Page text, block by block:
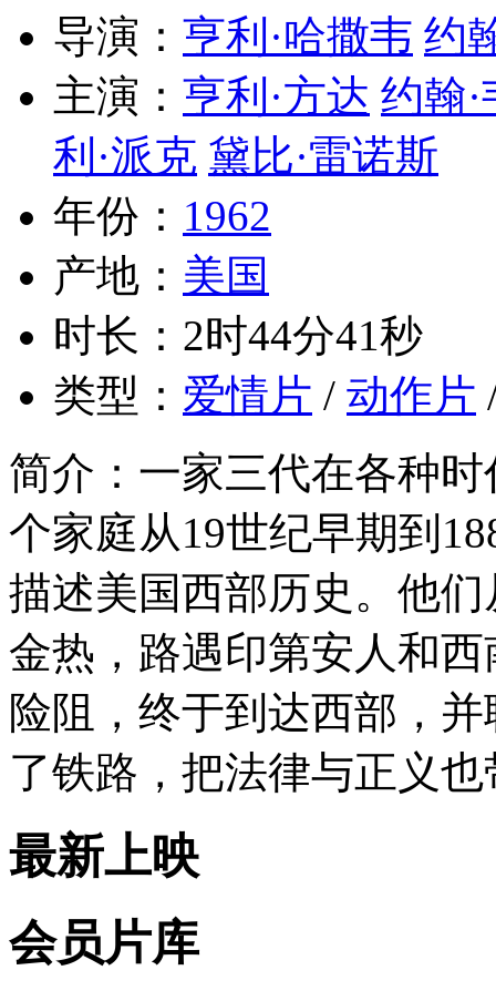
导演： 亨利·哈撒韦 约
主演： 亨利·方达 约翰
利·派克 黛比·雷诺斯
年份： 1962
产地： 美国
时长：2时44分41秒
类型： 爱情片 / 动作片
简介：一家三代在各种
个家庭从19世纪早期到
描述美国西部历史。他
金热，路遇印第安人和
险阻，终于到达西部，
了铁路，把法律与正义
最新上映
会员片库